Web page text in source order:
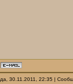
30.11.2011, 22:35 |